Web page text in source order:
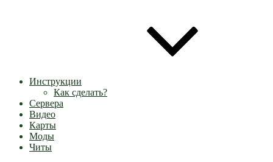
Инструкции
Как сделать?
Сервера
Видео
Карты
Моды
Читы